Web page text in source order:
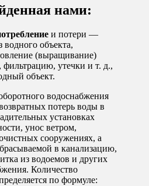
нами:
и потери —
водного объекта,
(выращивание)
фильтрацию, утечки и т. д.,
объект.
водоснабжения
потерь воды в
установках
унос ветром,
сооружениях, а
в канализацию,
из водоемов и других
Количество
по формуле: